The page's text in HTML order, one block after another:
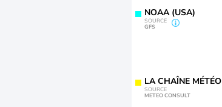
NOAA (USA)
SOURCE
GFS
LA CHAÎNE MÉTÉO
SOURCE
METEO CONSULT